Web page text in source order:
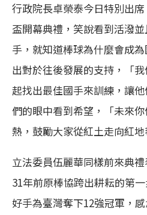
行政院長卓榮泰今日特別出
盃開幕典禮，笑說看到活潑
手，就知道棒球為什麼會成
出對於往後發展的支持，「
起找出最佳國手來訓練，讓
們的眼中看到希望，「未來
熱，鼓勵大家從紅土走向紅地
立法委員伍麗華同樣前來典
31年前原棒協跨出耕耘的第
好手為臺灣奪下12強冠軍，